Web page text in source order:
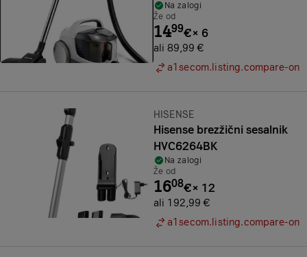
Na zalogi
Že od
1499€× 6
ali 89,99 €
a1secom.listing.compare-on
Znamka:
HISENSE
Hisense brezžični sesalnik
HVC6264BK
Na zalogi
Že od
1608€× 12
ali 192,99 €
a1secom.listing.compare-on